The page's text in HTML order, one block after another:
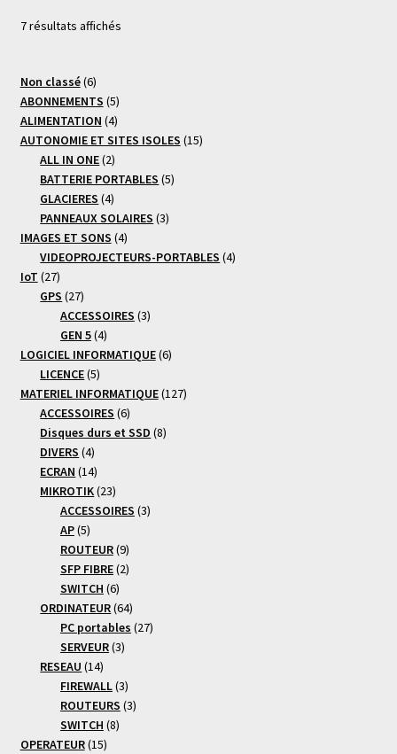
7 résultats affichés
Non classé 66
produits
ABONNEMENTS 55
produits
ALIMENTATION 44
produits
AUTONOMIE ET SITES ISOLES 1515
ALL IN ONE 22
produits
BATTERIE PORTABLES 55
GLACIERES 44
produits
PANNEAUX SOLAIRES 33
IMAGES ET SONS 44
produits
VIDEOPROJECTEURS-PORTABLES 44
IoT 2727
produits
GPS 2727
produits
ACCESSOIRES 33
GEN 5 44
produits
LOGICIEL INFORMATIQUE 66
LICENCE 55
produits
MATERIEL INFORMATIQUE 127127
ACCESSOIRES 66
produits
Disques durs et SSD 88
DIVERS 44
produits
ECRAN 1414
produits
MIKROTIK 2323
produits
ACCESSOIRES 33
AP 55
produits
ROUTEUR 99
produits
SFP FIBRE 22
SWITCH 66
produits
ORDINATEUR 6464
produits
PC portables 2727
SERVEUR 33
RESEAU 1414
produits
FIREWALL 33
produits
ROUTEURS 33
SWITCH 88
OPERATEUR 1515